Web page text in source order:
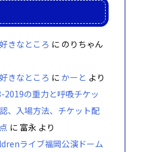
きなところ に のりちゃん
きなところ に かーと より
2019の重力と呼吸チケッ
、入場方法、チケット配
に 富永 より
ライブ福岡公演ドーム